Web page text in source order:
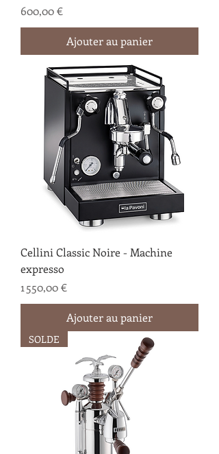
Prix
600,00 €
Ajouter au panier
Cellini Classic Noire - Machine
expresso
Prix
1 550,00 €
Ajouter au panier
SOLDE